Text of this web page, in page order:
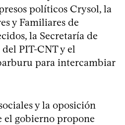
políticos Crysol, la
y Familiares de
la Secretaría de
PIT-CNT y el
para intercambiar
y la oposición
gobierno propone